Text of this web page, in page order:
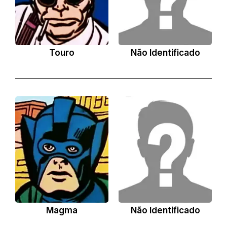
Touro Não Identificado
Magma Não Identificado